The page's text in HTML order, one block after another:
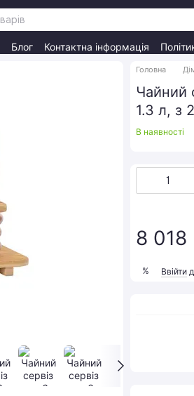
Блог Контактна інформація
Головна
Чайний
1.3 л, з
В наявності
8 018
% Ввійти